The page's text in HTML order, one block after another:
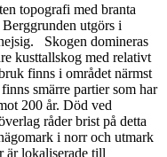
topografi med branta
utgörs i
Skogen domineras
kusttallskog med relativt
finns i området närmst
smärre partier som har
200 år. Död ved
råder brist på detta
i norr och utmark
är lokaliserade till